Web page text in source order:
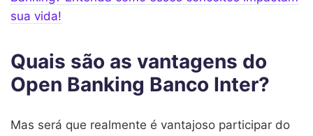
sua vida!
Quais são as vantagens do
Open Banking Banco Inter?
Mas será que realmente é vantajoso participar do